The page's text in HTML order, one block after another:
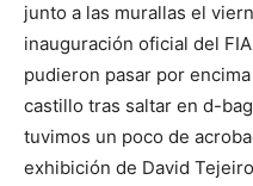
junto a las murallas el
inauguración oficial del
pudieron pasar por
castillo tras saltar en d-
tuvimos un poco de
exhibición de David